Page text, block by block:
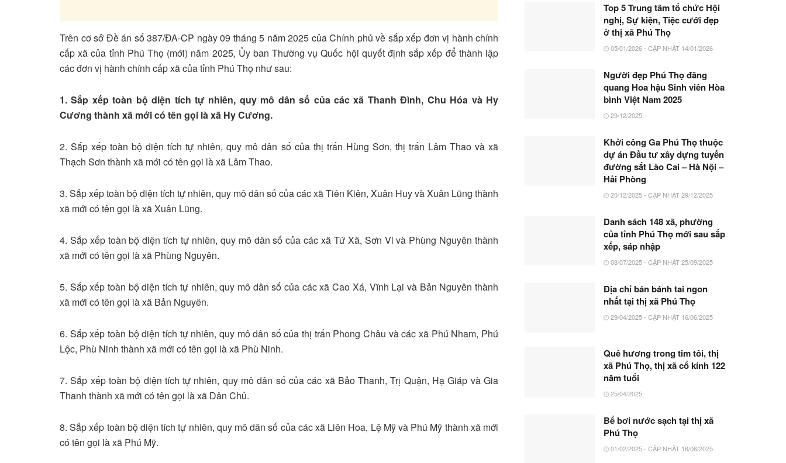
Trên cơ sở Đề án số 387/ĐA-CP ngày 09 tháng 5 năm 2025 của Chính phủ về sắp xếp đơn vị hành chính
cấp xã của tỉnh Phú Thọ (mới) năm 2025, Ủy ban Thường vụ Quốc hội quyết định sắp xếp để thành lập
các đơn vị hành chính cấp xã của tỉnh Phú Thọ như sau:
1. Sắp xếp toàn bộ diện tích tự nhiên, quy mô dân số của các xã Thanh Đình, Chu Hóa và Hy
Cương thành xã mới có tên gọi là xã Hy Cương.
2. Sắp xếp toàn bộ diện tích tự nhiên, quy mô dân số của thị trấn Hùng Sơn, thị trấn Lâm Thao và xã
Thạch Sơn thành xã mới có tên gọi là xã Lâm Thao.
3. Sắp xếp toàn bộ diện tích tự nhiên, quy mô dân số của các xã Tiên Kiên, Xuân Huy và Xuân Lũng thành
xã mới có tên gọi là xã Xuân Lũng.
4. Sắp xếp toàn bộ diện tích tự nhiên, quy mô dân số của các xã Tứ Xã, Sơn Vi và Phùng Nguyên thành
xã mới có tên gọi là xã Phùng Nguyên.
5. Sắp xếp toàn bộ diện tích tự nhiên, quy mô dân số của các xã Cao Xá, Vĩnh Lại và Bản Nguyên thành
xã mới có tên gọi là xã Bản Nguyên.
6. Sắp xếp toàn bộ diện tích tự nhiên, quy mô dân số của thị trấn Phong Châu và các xã Phú Nham, Phú
Lộc, Phù Ninh thành xã mới có tên gọi là xã Phù Ninh.
7. Sắp xếp toàn bộ diện tích tự nhiên, quy mô dân số của các xã Bảo Thanh, Trị Quận, Hạ Giáp và Gia
Thanh thành xã mới có tên gọi là xã Dân Chủ.
8. Sắp xếp toàn bộ diện tích tự nhiên, quy mô dân số của các xã Liên Hoa, Lệ Mỹ và Phú Mỹ thành xã mới
có tên gọi là xã Phú Mỹ.
Top 5 Trung tâm tổ chức Hội
nghị, Sự kiện, Tiệc cưới đẹp
ở thị xã Phú Thọ
05/01/2026 - CẬP NHẬT 14/01/2026
Người đẹp Phú Thọ đăng
quang Hoa hậu Sinh viên Hòa
bình Việt Nam 2025
29/12/2025
Khởi công Ga Phú Thọ thuộc
dự án Đầu tư xây dựng tuyến
đường sắt Lào Cai – Hà Nội –
Hải Phòng
20/12/2025 - CẬP NHẬT 29/12/2025
Danh sách 148 xã, phường
của tỉnh Phú Thọ mới sau sắp
xếp, sáp nhập
08/07/2025 - CẬP NHẬT 25/09/2025
Địa chỉ bán bánh tai ngon
nhất tại thị xã Phú Thọ
29/04/2025 - CẬP NHẬT 16/06/2025
Quê hương trong tim tôi, thị
xã Phú Thọ, thị xã cổ kính 122
năm tuổi
25/04/2025
Bể bơi nước sạch tại thị xã
Phú Thọ
01/02/2025 - CẬP NHẬT 16/06/2025